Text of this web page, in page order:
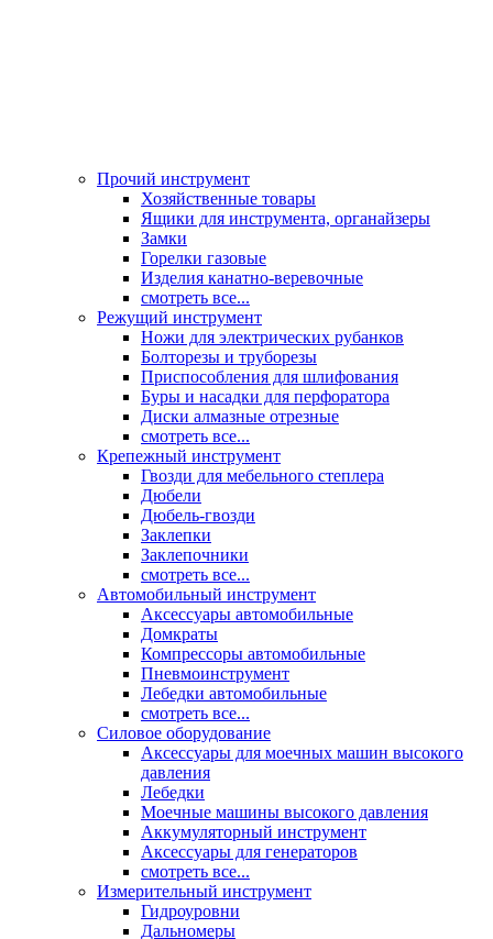
Прочий инструмент
Хозяйственные товары
Ящики для инструмента, органайзеры
Замки
Горелки газовые
Изделия канатно-веревочные
смотреть все...
Режущий инструмент
Ножи для электрических рубанков
Болторезы и труборезы
Приспособления для шлифования
Буры и насадки для перфоратора
Диски алмазные отрезные
смотреть все...
Крепежный инструмент
Гвозди для мебельного степлера
Дюбели
Дюбель-гвозди
Заклепки
Заклепочники
смотреть все...
Автомобильный инструмент
Аксессуары автомобильные
Домкраты
Компрессоры автомобильные
Пневмоинструмент
Лебедки автомобильные
смотреть все...
Силовое оборудование
Аксессуары для моечных машин высокого
давления
Лебедки
Моечные машины высокого давления
Аккумуляторный инструмент
Аксессуары для генераторов
смотреть все...
Измерительный инструмент
Гидроуровни
Дальномеры